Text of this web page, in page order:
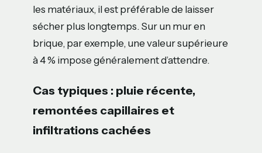
les matériaux, il est préférable de laisser
sécher plus longtemps. Sur un mur en
brique, par exemple, une valeur supérieure
à 4 % impose généralement d’attendre.
Cas typiques : pluie récente,
remontées capillaires et
infiltrations cachées